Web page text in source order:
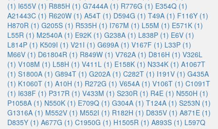
(1) I655V (1) R885H (1) G7444A (1) R776G (1) E354Q (1)
A21443C (1) R620W (1) A54T (1) D594G (1) T49A (1) F116Y (1)
H870R (1) G205S (1) R535H (1) I767M (1) L55M (1) E571K (1)
L55R (1) M2540A (1) E92K (1) G238A (1) L838P (1) E6V (1)
L814P (1) K509I (1) V21I (1) G699A (1) V167F (1) L33P (1)
M66V (1) D61804R (1) R849W (1) V762A (1) D816H (1) V326L
(1) V108M (1) L58H (1) V411L (1) E158K (1) N334K (1) A1067T
(1) S1800A (1) G894T (1) G202A (1) C282T (1) I191V (1) G435A
(1) K1060T (1) A10H (1) R272G (1) V654A (1) V106T (1) C1091T
(1) I638F (1) P317R (1) V433M (1) S230R (1) R4E (1) N550H (1)
P1058A (1) N550K (1) E709Q (1) G304A (1) T124A (1) S253N (1)
G1316A (1) M552V (1) M552I (1) R182H (1) D835V (1) A871E (1)
D835Y (1) A677G (1) C1950G (1) H1505R (1) A893S (1) L597Q